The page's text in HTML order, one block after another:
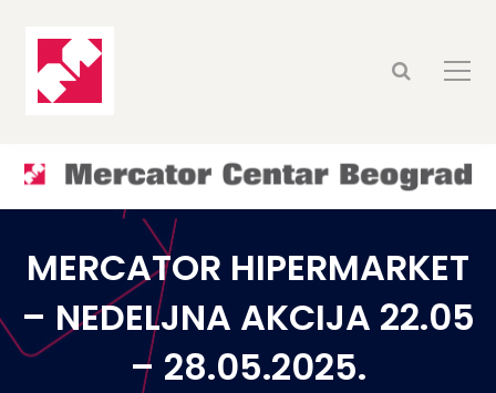
MERCATOR HIPERMARKET
– NEDELJNA AKCIJA 22.05
– 28.05.2025.